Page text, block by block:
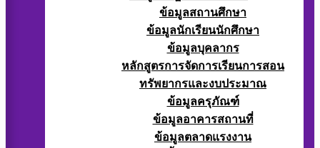
ข้อมูลสถานศึกษา
ข้อมูลนักเรียนนักศึกษา
ข้อมูลบุคลากร
หลักสูตรการจัดการเรียนการสอน
ทรัพยากรและงบประมาณ
ข้อมูลครุภัณฑ์
ข้อมูลอาคารสถานที่
ข้อมูลตลาดแรงงาน